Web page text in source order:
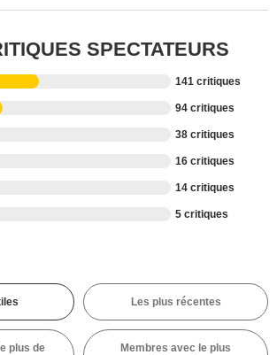
SPECTATEURS
141 critiques
94 critiques
38 critiques
16 critiques
14 critiques
5 critiques
Les plus récentes
plus de
Membres avec le plus